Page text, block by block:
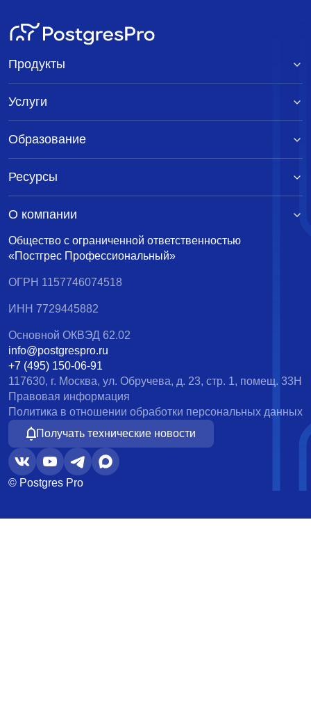
Общество с ограниченной ответственностью
«Постгрес Профессиональный»
ОГРН 1157746074518
ИНН 7729445882
Основной ОКВЭД 62.02
info@postgrespro.ru
+7 (495) 150-06-91
117630, г. Москва, ул. Обручева, д. 23, стр. 1, помещ. 33Н
Правовая информация
Политика в отношении обработки персональных данных
Получать технические новости
© Postgres Pro
Продукты
Услуги
Образование
Ресурсы
О компании